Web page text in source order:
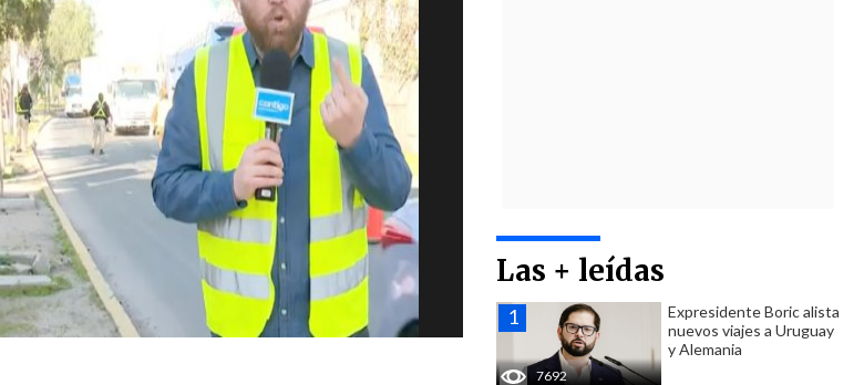
Las + leídas
7692
Expresidente Boric alista
nuevos viajes a Uruguay
y Alemania